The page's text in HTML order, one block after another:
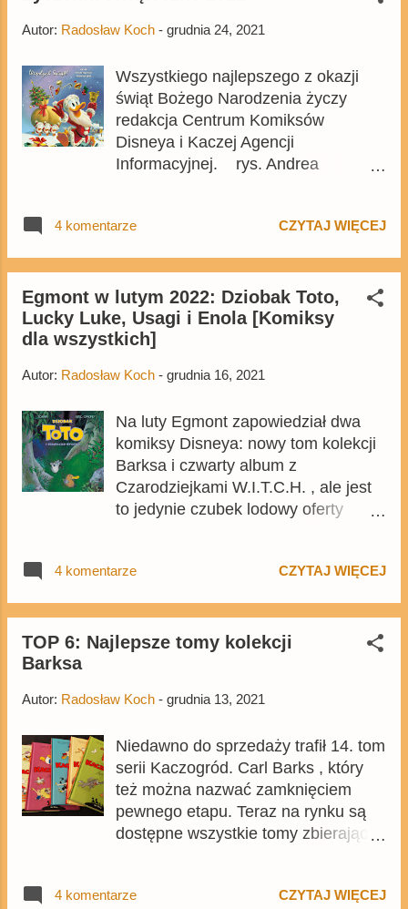
których pojawi się Snore Losers
poprzednim roku w jednym z tomów
serii , ale także do tej pory
niewydane przez Fantagraphics:
francuska historia Here Today, Gone
Apollo Cavazzano o Supergoofym i
Donalda najpewniej pojawi się w
zaplanowanym na czerwiec tomie
kolekcji, ale przedrukowanie historii
Cavazzano może sugerować, że w
przyszłym roku zostanie wydany też
tom poświęcony historiom włoskiego
plotki, że wkrótce w ramach Disney
komiksami Marco Roty. Zapowiedź
bezpła...
Autor: Radosław Koch - grudnia 24, 2021
Wszystkiego najlepszego z okazji
świąt Bożego Narodzenia życzy
redakcja Centrum Komiksów
Disneya i Kaczej Agencji
Informacyjnej. rys. Andrea
4 komentarze CZYTAJ WIĘCEJ
Egmont w lutym 2022: Dziobak Toto,
Lucky Luke, Usagi i Enola [Komiksy
dla wszystkich]
Autor: Radosław Koch - grudnia 16, 2021
Na luty Egmont zapowiedział dwa
komiksy Disneya: nowy tom kolekcji
Barksa i czwarty album z
Czarodziejkami W.I.T.C.H. , ale jest
to jedynie czubek lodowy oferty
Wydawnictwo zapowiedziało także
których część to całkowicie nowe
serie zapowiedziane podczas
4 komentarze CZYTAJ WIĘCEJ
TOP 6: Najlepsze tomy kolekcji
Barksa
Autor: Radosław Koch - grudnia 13, 2021
Niedawno do sprzedaży trafił 14. tom
serii Kaczogród. Carl Barks , który
też można nazwać zamknięciem
pewnego etapu. Teraz na rynku są
dostępne wszystkie tomy zbierające
pewnym stopniu półmetek kolekcji,
4 komentarze CZYTAJ WIĘCEJ